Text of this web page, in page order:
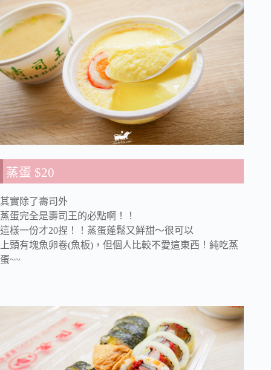
蒸蛋 $20
其實除了壽司外
蒸蛋完全是壽司王的必點啊！！
這樣一份才20捏！！蒸蛋蓬鬆又鮮甜～很可以
上頭有塊魚卵卷(魚板)，但個人比較不愛這東西！純吃蒸
蛋~~